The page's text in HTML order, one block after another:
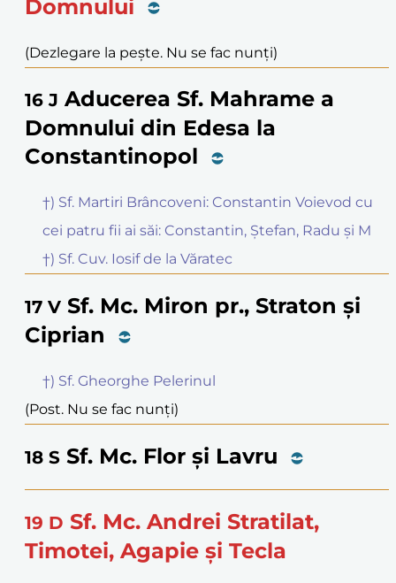
Domnului
(Dezlegare la pește. Nu se fac nunți)
16 J Aducerea Sf. Mahrame a
Domnului din Edesa la
Constantinopol
†) Sf. Martiri Brâncoveni: Constantin Voievod cu
cei patru fii ai săi: Constantin, Ștefan, Radu și M
†) Sf. Cuv. Iosif de la Văratec
17 V Sf. Mc. Miron pr., Straton și
Ciprian
†) Sf. Gheorghe Pelerinul
(Post. Nu se fac nunți)
18 S Sf. Mc. Flor și Lavru
19 D Sf. Mc. Andrei Stratilat,
Timotei, Agapie și Tecla